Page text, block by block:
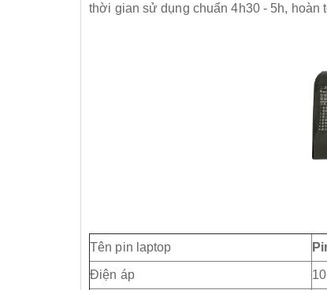
thời gian sử dụng chuẩn 4h30 - 5h, hoàn
Tên pin laptop
Điện áp